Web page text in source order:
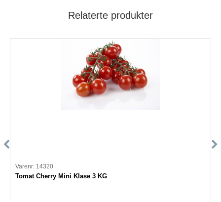
Relaterte produkter
Varenr: 14320
Tomat Cherry Mini Klase 3 KG